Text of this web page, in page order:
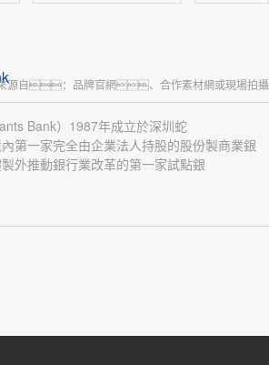
源自：品牌官網、合作素材網或現場拍攝
Bank）1987年成立於深圳蛇
一家完全由企業法人持股的股份製商業銀
推動銀行業改革的第一家試點銀